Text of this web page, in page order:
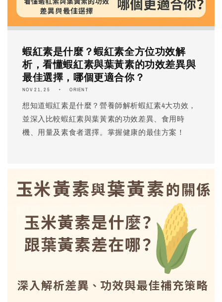
蝦紅素是什麼？蝦紅素全方位功效解
析，看懂蝦紅素與葉黃素的功效差異與
最佳選擇，哪個更適合你？
NOV 21, 25 ORIENT
想知道蝦紅素是什麼？營養師解析蝦紅素4大功效，
並深入比較蝦紅素與葉黃素的功效差異、食用時
機、用量及素食者選擇。掌握健康的最佳方案！